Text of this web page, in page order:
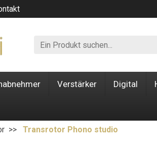
Verstärker Digital
Transrotor Phono studio